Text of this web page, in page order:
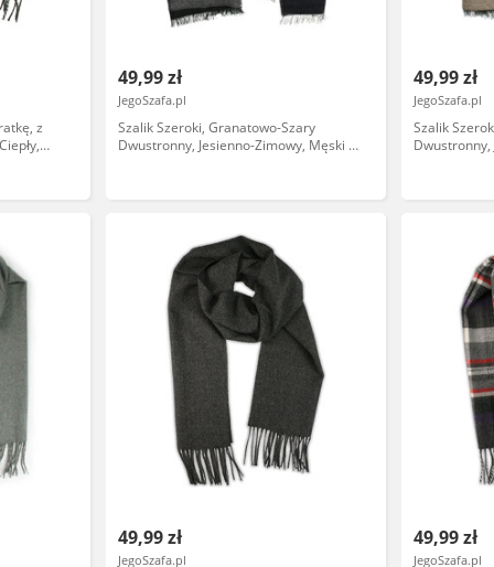
z
49,99 zł
JegoSzafa.pl
Szalik Szeroki, Granatowo-Szary
Dwustronny, Jesienno-Zimowy, Męski -
49,99 zł
JegoSzafa.pl
Szalik
Dwustronny,
49,99 zł
JegoSzafa.pl
49,99 zł
JegoSzafa.pl